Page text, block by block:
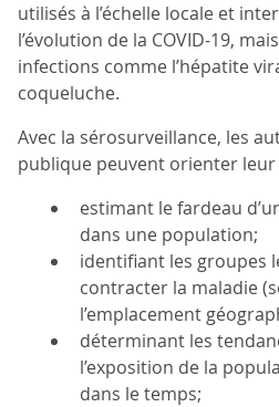
utilisés à l’échelle locale et
l’évolution de la COVID-19,
infections comme l’hépatite
coqueluche.
Avec la sérosurveillance, les
publique peuvent orienter leur
estimant le fardeau
dans une population;
identifiant les groupes
contracter la maladie
l’emplacement
déterminant les
l’exposition de la
dans le temps;